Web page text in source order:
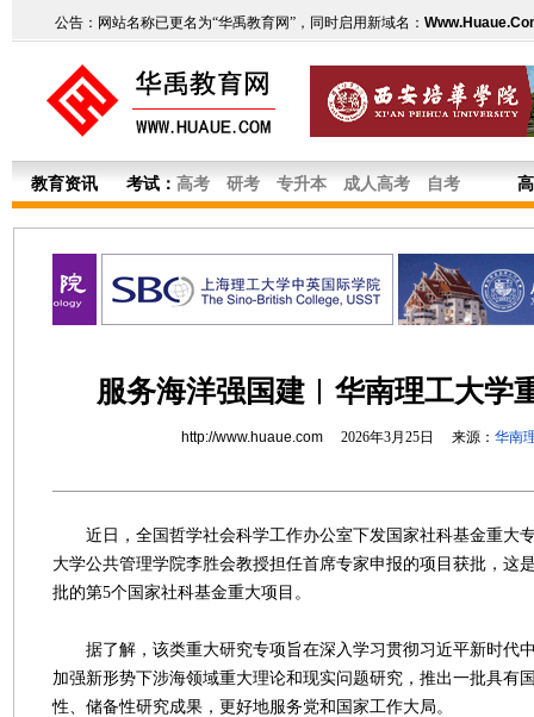
公告：网站名称已更名为“华禹教育网”，同时启用新域名：
教育资讯 考试： 高考 研考 专升本 成人高考 自考
服务海洋强国建︱华南理工大学
http://www.huaue.com2026年3月25日 来源： 华南
近日，全国哲学社会科学工作办公室下发国家社科基金重大
大学公共管理学院李胜会教授担任首席专家申报的项目获批，这
批的第5个国家社科基金重大项目。
据了解，该类重大研究专项旨在深入学习贯彻习近平新时代
加强新形势下涉海领域重大理论和现实问题研究，推出一批具有
性、储备性研究成果，更好地服务党和国家工作大局。